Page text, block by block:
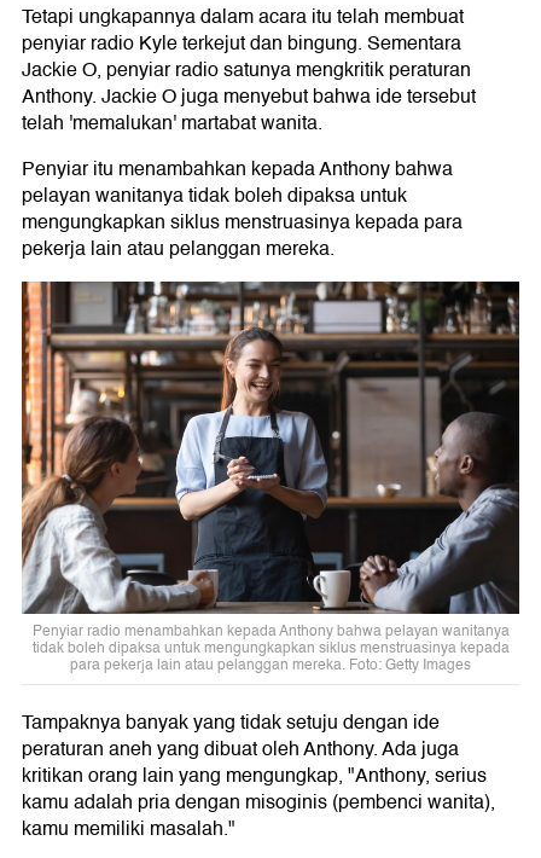
Tetapi ungkapannya dalam acara itu telah membuat
penyiar radio Kyle terkejut dan bingung. Sementara
Jackie O, penyiar radio satunya mengkritik peraturan
Anthony. Jackie O juga menyebut bahwa ide tersebut
telah 'memalukan' martabat wanita.
Penyiar itu menambahkan kepada Anthony bahwa
pelayan wanitanya tidak boleh dipaksa untuk
mengungkapkan siklus menstruasinya kepada para
pekerja lain atau pelanggan mereka.
Penyiar radio menambahkan kepada Anthony bahwa pelayan wanitanya
tidak boleh dipaksa untuk mengungkapkan siklus menstruasinya kepada
para pekerja lain atau pelanggan mereka. Foto: Getty Images
Tampaknya banyak yang tidak setuju dengan ide
peraturan aneh yang dibuat oleh Anthony. Ada juga
kritikan orang lain yang mengungkap, "Anthony, serius
kamu adalah pria dengan misoginis (pembenci wanita),
kamu memiliki masalah."